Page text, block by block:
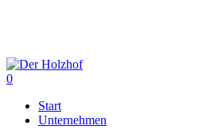
content
0
Start
Unternehmen